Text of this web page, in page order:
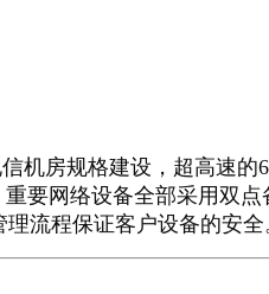
房规格建设，超高速的
要网络设备全部采用双
流程保证客户设备的安全